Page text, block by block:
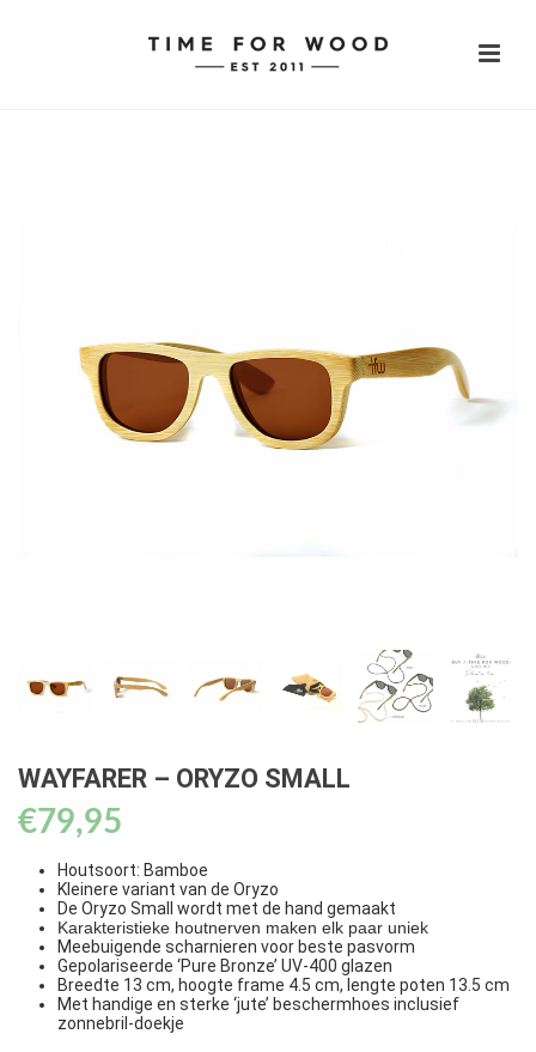
WAYFARER – ORYZO SMALL
€79,95
Houtsoort: Bamboe
Kleinere variant van de Oryzo
De Oryzo Small wordt met de hand gemaakt
Karakteristieke houtnerven maken elk paar uniek
Meebuigende scharnieren voor beste pasvorm
Gepolariseerde ‘Pure Bronze’ UV-400 glazen
Breedte 13 cm, hoogte frame 4.5 cm, lengte poten 13.5 cm
Met handige en sterke ‘jute’ beschermhoes inclusief
zonnebril-doekje